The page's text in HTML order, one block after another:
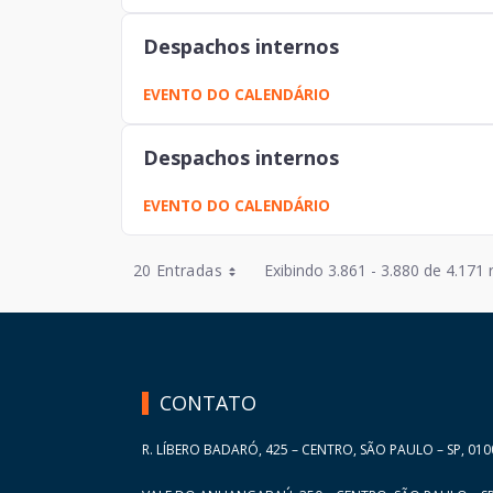
Despachos internos
EVENTO DO CALENDÁRIO
Despachos internos
EVENTO DO CALENDÁRIO
20 Entradas
Entradas por Página
Entradas por Página
Exibindo 3.861 - 3.880 de 4.171
CONTATO
R. LÍBERO BADARÓ, 425 – CENTRO, SÃO PAULO – SP,